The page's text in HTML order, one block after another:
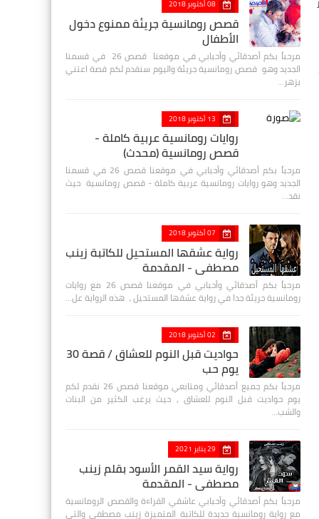
08 أكتوبر 2018
قصص رومانسية جريئة ممنوع دخول
الأطفال
مرحباً بكم أصدقائي وأحبابي في موقعنا قصص 26 في قسمنا
الجديد وهو قصص رومانسية جريئة واليوم سنقدم لكم قصة اعتني
بزهر…
13 أكتوبر 2018
روايات رومانسية عربية كاملة -
قصص رومانسية (محدث)
مرحباً بكم أصدقائي وأحبابي في موقعنا قصص 26 في قسمنا
الجديد وهو روايات رومانسية عربية كاملة - قصص رومانسية حيث
نقد…
07 أكتوبر 2018
رواية عشقها المستحيل للكاتبة زينب
مصطفي - المقدمة
مرحباً بكم أصدقائي وأحبابي في موقعنا قصص 26 مع روايات
رومانسية جريئة جدا في رواية عشقها المستحيل ، هذه الرواية عل…
02 أكتوبر 2018
حواديت قبل النوم للعشاق / قصة 30
يوم حب
مرحباً بكم جميع أصدقائي ومتابعي موقعنا قصص 26 نقدم لكم
يوم حواديت قبل النوم للعشاق ، حيث يرغب الكثير من البنات
والشب…
29 يناير 2021
رواية سيد القمر الأسود بقلم زينب
مصطفي - المقدمة
مرحباً بكم أصدقائي وأحبابي عاشقي القراءة والقصص الرومانسية
مع رواية رومانسية جديدة للكاتبة المتميزة زينب مصطفى والتي